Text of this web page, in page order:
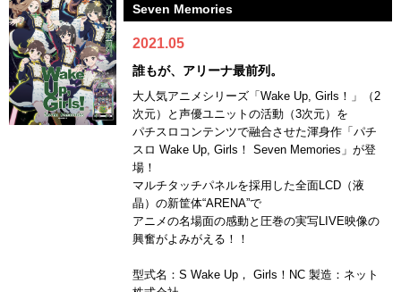
Seven Memories
2021.05
誰もが、アリーナ最前列。
大人気アニメシリーズ「Wake Up, Girls！」（2
次元）と声優ユニットの活動（3次元）を
パチスロコンテンツで融合させた渾身作「パチ
スロ Wake Up, Girls！ Seven Memories」が登
場！
マルチタッチパネルを採用した全面LCD（液
晶）の新筐体“ARENA”で
アニメの名場面の感動と圧巻の実写LIVE映像の
興奮がよみがえる！！
型式名：S Wake Up， Girls！NC 製造：ネット